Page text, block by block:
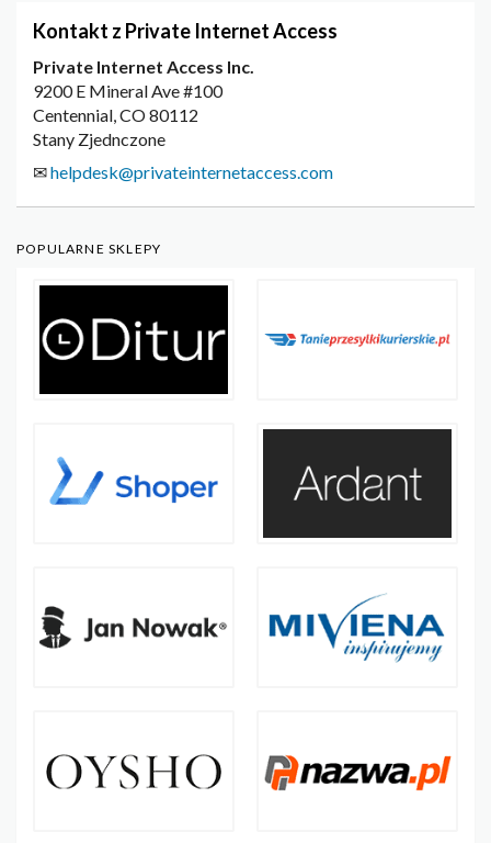
Kontakt z Private Internet Access
Private Internet Access Inc.
9200 E Mineral Ave #100
Centennial, CO 80112
Stany Zjednczone
✉helpdesk@privateinternetaccess.com
POPULARNE SKLEPY